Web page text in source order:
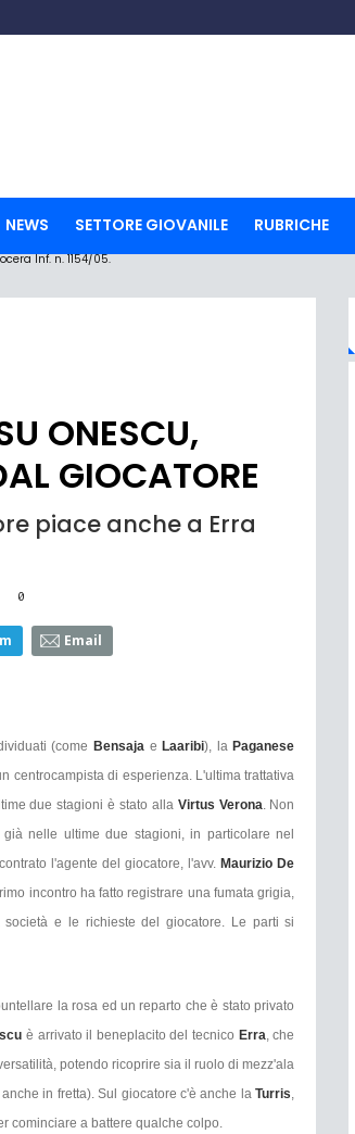
NEWS SETTORE GIOVANILE RUBRICHE
Inf. n. 1154/05.
ONESCU,
GIOCATORE
piace anche a Erra
0
Email
(come Bensaja e Laaribi), la Paganese
centrocampista di esperienza. L'ultima trattativa
due stagioni è stato allaVirtus Verona. Non
nelle ultime due stagioni, in particolare nel
l'agente del giocatore, l'avv. Maurizio De
incontro ha fatto registrare una fumata grigia,
e le richieste del giocatore. Le parti si
la rosa ed un reparto che è stato privato
è arrivato il beneplacito del tecnico Erra, che
potendo ricoprire sia il ruolo di mezz'ala
in fretta). Sul giocatore c'è anche laTurris,
cominciare a battere qualche colpo.